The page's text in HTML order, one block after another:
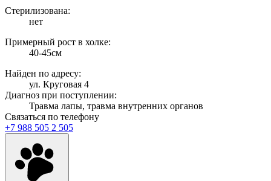
Стерилизована:
нет
Примерный рост в холке:
40-45см
Найден по адресу:
ул. Круговая 4
Диагноз при поступлении:
Травма лапы, травма внутренних органов
Связаться по телефону
+7 988 505 2 505